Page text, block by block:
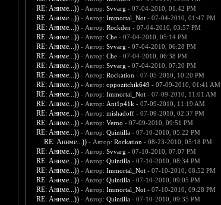
RE: Аниме...)) - Автор: Svvarg - 07-04-2010, 01:42 PM
RE: Аниме...)) - Автор: Immortal_Not- 07-04-2010, 01:47 PM
RE: Аниме...)) - Автор: Rockden - 07-04-2010, 03:57 PM
RE: Аниме...)) - Автор: Che- 07-04-2010, 05:14 PM
RE: Аниме...)) - Автор: Svvarg - 07-04-2010, 06:28 PM
RE: Аниме...)) - Автор: Che- 07-04-2010, 06:38 PM
RE: Аниме...)) - Автор: Svvarg - 07-04-2010, 07:20 PM
RE: Аниме...)) - Автор: Rockation - 07-05-2010, 10:20 PM
RE: Аниме...)) - Автор: oppozitchik649 - 07-09-2010, 01:41 AM
RE: Аниме...)) - Автор: Immortal_Not- 07-09-2010, 11:01 AM
RE: Аниме...)) - Автор: Ant1p41k - 07-09-2010, 11:19 AM
RE: Аниме...)) - Автор: mishadoff- 07-09-2010, 02:37 PM
RE: Аниме...)) - Автор: Verno - 07-09-2010, 09:51 PM
RE: Аниме...)) - Автор: Quintilla- 07-10-2010, 05:22 PM
RE: Аниме...)) - Автор: Rockation - 08-23-2010, 05:18 PM
RE: Аниме...)) - Автор: Svvarg - 07-10-2010, 07:07 PM
RE: Аниме...)) - Автор: Quintilla- 07-10-2010, 08:34 PM
RE: Аниме...)) - Автор: Immortal_Not- 07-10-2010, 08:52 PM
RE: Аниме...)) - Автор: Quintilla- 07-10-2010, 09:05 PM
RE: Аниме...)) - Автор: Immortal_Not- 07-10-2010, 09:28 PM
RE: Аниме...)) - Автор: Quintilla- 07-10-2010, 09:35 PM